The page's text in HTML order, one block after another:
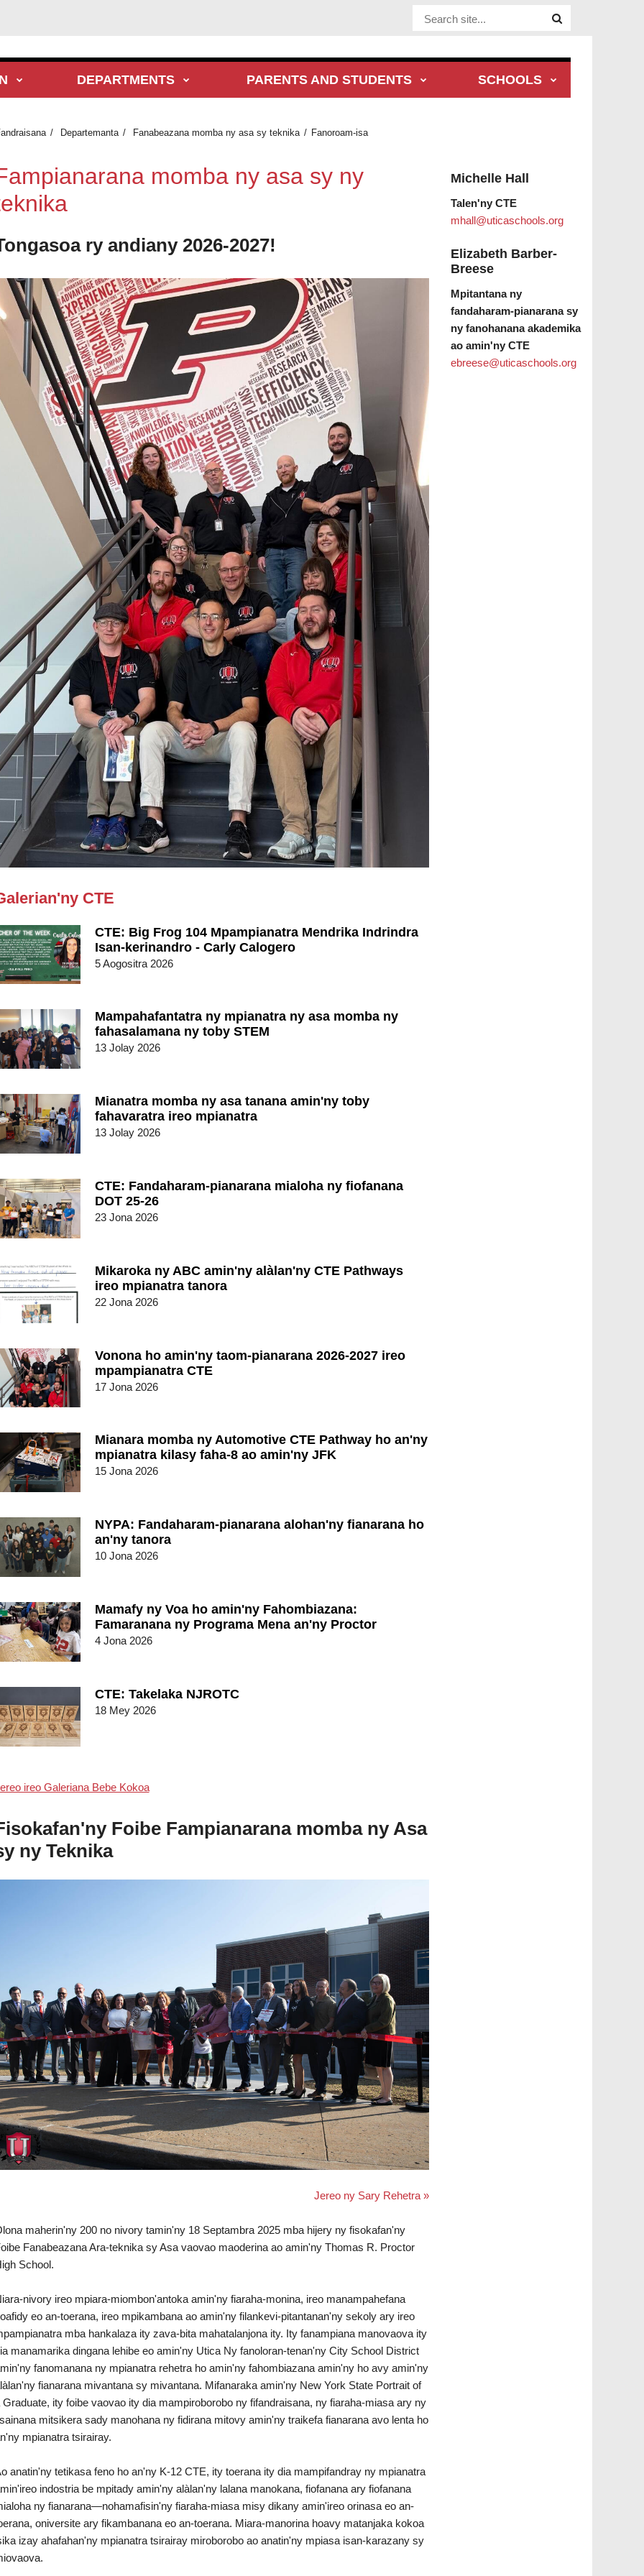
Website Site
DEPARTMENTS PARENTS AND STUDENTS SCHOOLS
Departemanta Fanabeazana momba ny asa sy teknika Fanoroam-isa
momba ny asa sy ny
ry andiany 2026-2027!
CTE
CTE: Big Frog 104 Mpampianatra Mendrika Indrindra
Isan-kerinandro - Carly Calogero
5 Aogositra 2026
Mampahafantatra ny mpianatra ny asa momba ny
fahasalamana ny toby STEM
13 Jolay 2026
Mianatra momba ny asa tanana amin'ny toby
fahavaratra ireo mpianatra
13 Jolay 2026
CTE: Fandaharam-pianarana mialoha ny fiofanana
DOT 25-26
23 Jona 2026
Mikaroka ny ABC amin'ny alàlan'ny CTE Pathways
ireo mpianatra tanora
22 Jona 2026
Vonona ho amin'ny taom-pianarana 2026-2027 ireo
mpampianatra CTE
17 Jona 2026
Mianara momba ny Automotive CTE Pathway ho an'ny
mpianatra kilasy faha-8 ao amin'ny JFK
15 Jona 2026
NYPA: Fandaharam-pianarana alohan'ny fianarana ho
an'ny tanora
10 Jona 2026
Mamafy ny Voa ho amin'ny Fahombiazana:
Famaranana ny Programa Mena an'ny Proctor
4 Jona 2026
CTE: Takelaka NJROTC
18 Mey 2026
ireo Galeriana Bebe Kokoa
Foibe Fampianarana momba ny Asa
ny Teknika
Jereo ny Sary Rehetra »
maherin'ny 200 no nivory tamin'ny 18 Septambra 2025 mba hijery ny fisokafan'ny
Fanabeazana Ara-teknika sy Asa vaovao maoderina ao amin'ny Thomas R. Proctor
School.
nivory ireo mpiara-miombon'antoka amin'ny fiaraha-monina, ireo manampahefana
eo an-toerana, ireo mpikambana ao amin'ny filankevi-pitantanan'ny sekoly ary ireo
mba hankalaza ity zava-bita mahatalanjona ity. Ity fanampiana manovaova ity
manamarika dingana lehibe eo amin'ny Utica Ny fanoloran-tenan'ny City School District
fanomanana ny mpianatra rehetra ho amin'ny fahombiazana amin'ny ho avy amin'ny
fianarana mivantana sy mivantana. Mifanaraka amin'ny New York State Portrait of
Graduate, ity foibe vaovao ity dia mampiroborobo ny fifandraisana, ny fiaraha-miasa ary ny
mitsikera sady manohana ny fidirana mitovy amin'ny traikefa fianarana avo lenta ho
mpianatra tsirairay.
anatin'ny tetikasa feno ho an'ny K-12 CTE, ity toerana ity dia mampifandray ny mpianatra
indostria be mpitady amin'ny alàlan'ny lalana manokana, fiofanana ary fiofanana
ny fianarana—nohamafisin'ny fiaraha-miasa misy dikany amin'ireo orinasa eo an-
oniversite ary fikambanana eo an-toerana. Miara-manorina hoavy matanjaka kokoa
izay ahafahan'ny mpianatra tsirairay miroborobo ao anatin'ny mpiasa isan-karazany sy
Michelle Hall
Talen'ny CTE
mhall@uticaschools.org
Elizabeth Barber-
Breese
Mpitantana ny
fandaharam-pianarana sy
ny fanohanana akademika
ao amin'ny CTE
ebreese@uticaschools.org